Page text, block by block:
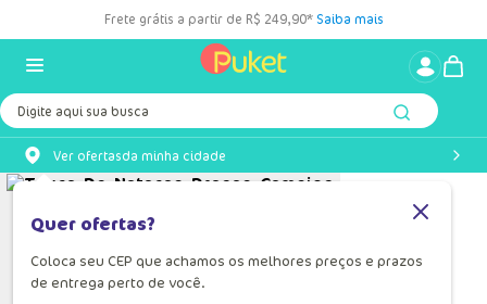
Frete grátis a partir de R$ 249,90* Saiba mais
Digite aqui sua busca
Ver ofertasda minha cidade
Quer ofertas?
Coloca seu CEP que achamos os melhores preços e prazos
de entrega perto de você.